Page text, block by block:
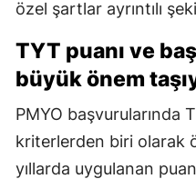
özel şartlar ayrıntılı
TYT puanı ve
büyük önem
PMYO başvurularında
kriterlerden biri olarak
yıllarda uygulanan